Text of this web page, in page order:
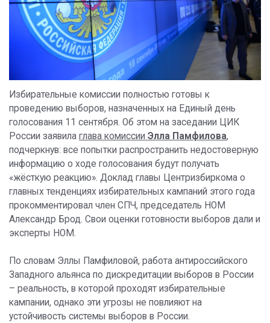
Избирательные комиссии полностью готовы к
проведению выборов, назначенных на Единый день
голосования 11 сентября. Об этом на заседании ЦИК
России заявила глава комиссии Элла Памфилова,
подчеркнув: все попытки распространить недостоверную
информацию о ходе голосования будут получать
«жёсткую реакцию». Доклад главы Центризбиркома о
главных тенденциях избирательных кампаний этого года
прокомментировал член СПЧ, председатель НОМ
Александр Брод. Свои оценки готовности выборов дали и
эксперты НОМ.
По словам Эллы Памфиловой, работа антироссийского
Западного альянса по дискредитации выборов в России
– реальность, в которой проходят избирательные
кампании, однако эти угрозы не повлияют на
устойчивость системы выборов в России.